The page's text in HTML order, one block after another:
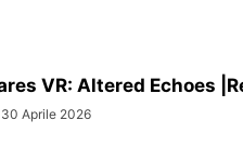
VR: Altered Echoes
30 Aprile 2026